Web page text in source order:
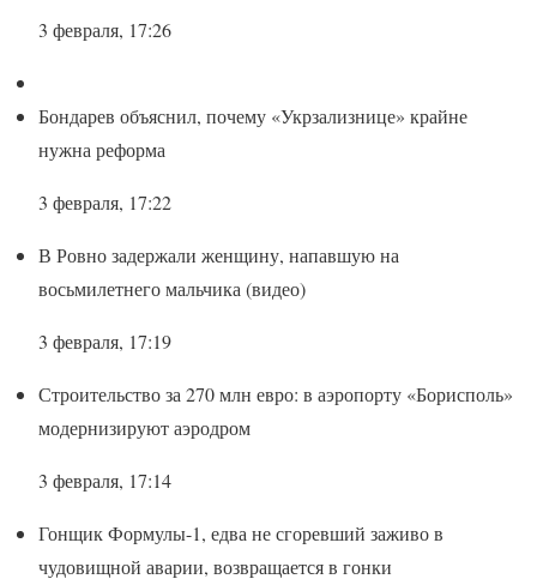
3 февраля, 17:26
Бондарев объяснил, почему «Укрзализнице» крайне
нужна реформа
3 февраля, 17:22
В Ровно задержали женщину, напавшую на
восьмилетнего мальчика (видео)
3 февраля, 17:19
Строительство за 270 млн евро: в аэропорту «Борисполь»
модернизируют аэродром
3 февраля, 17:14
Гонщик Формулы-1, едва не сгоревший заживо в
чудовищной аварии, возвращается в гонки